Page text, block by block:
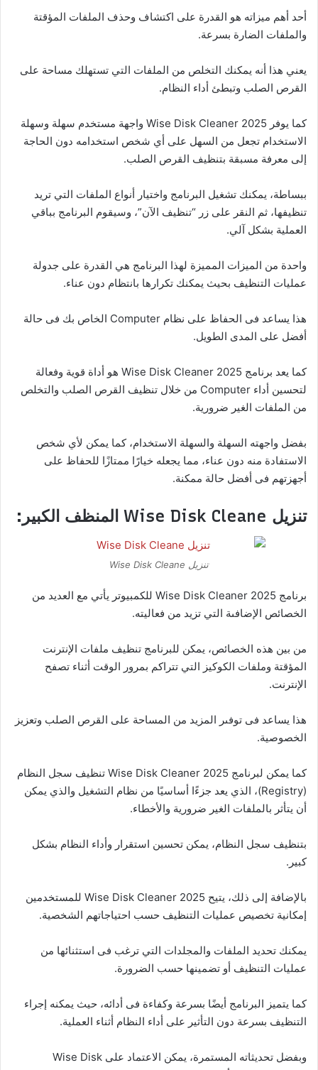
أحد أهم ميزاته هو القدرة على اكتشاف وحذف الملفات المؤقتة
والملفات الضارة بسرعة.
يعني هذا أنه يمكنك التخلص من الملفات التي تستهلك مساحة على
القرص الصلب وتبطئ أداء النظام.
كما يوفر Wise Disk Cleaner 2025 واجهة مستخدم سهلة وسهلة
الاستخدام تجعل من السهل على أي شخص استخدامه دون الحاجة
إلى معرفة مسبقة بتنظيف القرص الصلب.
ببساطة، يمكنك تشغيل البرنامج واختيار أنواع الملفات التي تريد
تنظيفها، ثم النقر على زر “تنظيف الآن”، وسيقوم البرنامج بباقي
العملية بشكل آلي.
واحدة من الميزات المميزة لهذا البرنامج هي القدرة على جدولة
عمليات التنظيف بحيث يمكنك تكرارها بانتظام دون عناء.
هذا يساعد فى الحفاظ على نظام Computer الخاص بك فى حالة
أفضل على المدى الطويل.
كما يعد برنامج Wise Disk Cleaner 2025 هو أداة قوية وفعالة
لتحسين أداء Computer من خلال تنظيف القرص الصلب والتخلص
من الملفات الغير ضرورية.
بفضل واجهته السهلة والسهلة الاستخدام، كما يمكن لأي شخص
الاستفادة منه دون عناء، مما يجعله خيارًا ممتازًا للحفاظ على
أجهزتهم فى أفضل حالة ممكنة.
تنزيل Wise Disk Cleane المنظف الكبير:
تنزيل Wise Disk Cleane
برنامج Wise Disk Cleaner 2025 للكمبيوتر يأتي مع العديد من
الخصائص الإضافىة التي تزيد من فعاليته.
من بين هذه الخصائص، يمكن للبرنامج تنظيف ملفات الإنترنت
المؤقتة وملفات الكوكيز التي تتراكم بمرور الوقت أثناء تصفح
الإنترنت.
هذا يساعد فى توفىر المزيد من المساحة على القرص الصلب وتعزيز
الخصوصية.
كما يمكن لبرنامج Wise Disk Cleaner 2025 تنظيف سجل النظام
(Registry)، الذي يعد جزءًا أساسيًا من نظام التشغيل والذي يمكن
أن يتأثر بالملفات الغير ضرورية والأخطاء.
بتنظيف سجل النظام، يمكن تحسين استقرار وأداء النظام بشكل
كبير.
بالإضافة إلى ذلك، يتيح Wise Disk Cleaner 2025 للمستخدمين
إمكانية تخصيص عمليات التنظيف حسب احتياجاتهم الشخصية.
يمكنك تحديد الملفات والمجلدات التي ترغب فى استثنائها من
عمليات التنظيف أو تضمينها حسب الضرورة.
كما يتميز البرنامج أيضًا بسرعة وكفاءة فى أدائه، حيث يمكنه إجراء
التنظيف بسرعة دون التأثير على أداء النظام أثناء العملية.
وبفضل تحديثاته المستمرة، يمكن الاعتماد على Wise Disk